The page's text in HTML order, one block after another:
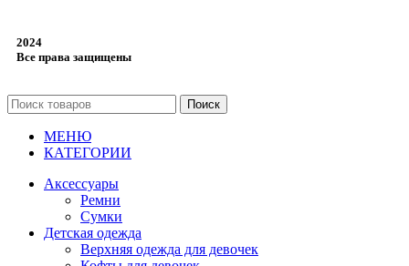
2024
Все права защищены
Поиск
МЕНЮ
КАТЕГОРИИ
Аксессуары
Ремни
Сумки
Детская одежда
Верхняя одежда для девочек